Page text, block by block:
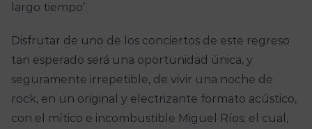
largo tiempo’.
Disfrutar de uno de los conciertos de este regreso
tan esperado será una oportunidad única, y
seguramente irrepetible, de vivir una noche de
rock, en un original y electrizante formato acústico,
con el mítico e incombustible Miguel Ríos; el cual,